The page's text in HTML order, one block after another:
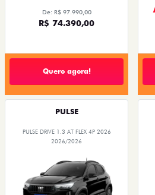
De: R$ 97.990,00
R$ 74.390,00
Quero agora!
PULSE
PULSE DRIVE 1.3 AT FLEX 4P 2026
2026/2026